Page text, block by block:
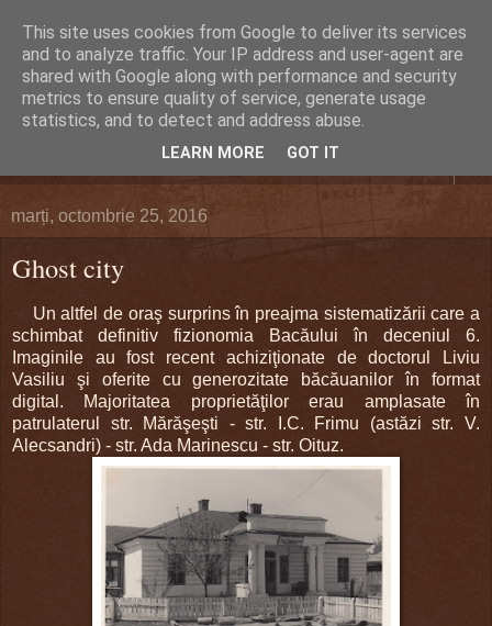
DEFERLĂRI
Despre şi pentru Bacău. Totul la obiect.
marți, octombrie 25, 2016
Ghost city
Un altfel de oraş surprins în preajma sistematizării care a
schimbat definitiv fizionomia Bacăului în deceniul 6.
Imaginile au fost recent achiziţionate de doctorul Liviu
Vasiliu şi oferite cu generozitate băcăuanilor în format
digital. Majoritatea proprietăţilor erau amplasate în
patrulaterul str. Mărăşeşti - str. I.C. Frimu (astăzi str. V.
Alecsandri) - str. Ada Marinescu - str. Oituz.
This site uses cookies from Google to deliver its services
and to analyze traffic. Your IP address and user-agent are
shared with Google along with performance and security
metrics to ensure quality of service, generate usage
statistics, and to detect and address abuse.
LEARN MORE GOT IT